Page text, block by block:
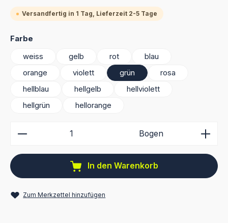
Versandfertig in 1 Tag, Lieferzeit 2-5 Tage
Farbe
weiss
gelb rot
blau
orange
violett grün
rosa
hellblau
hellgelb
hellviolett
hellgrün
hellorange
Produkt Anzahl: Gib den gewünschten Wert ein
Bogen
In den Warenkorb
Zum Merkzettel hinzufügen